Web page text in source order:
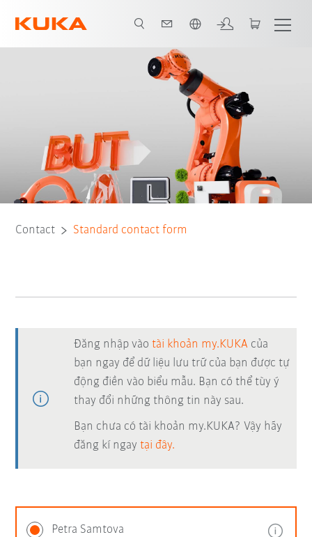
Contact Standard contact form
Đăng nhập vàotài khoản my.KUKA của
bạn ngay để dữ liệu lưu trữ của bạn được tự
động điền vào biểu mẫu. Bạn có thể tùy ý
thay đổi những thông tin này sau.
Bạn chưa có tài khoản my.KUKA? Vậy hãy
đăng kí ngaytại đây.
Petra Samtova